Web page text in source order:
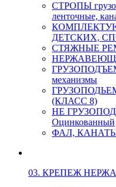
СТРОПЫ
ленточные,
ДЕТСКИХ,
СТЯЖНЫЕ
механизмы
(КЛАСС 8)
НЕ
Оцинкованный
ФАЛ,
03. КРЕПЕЖ